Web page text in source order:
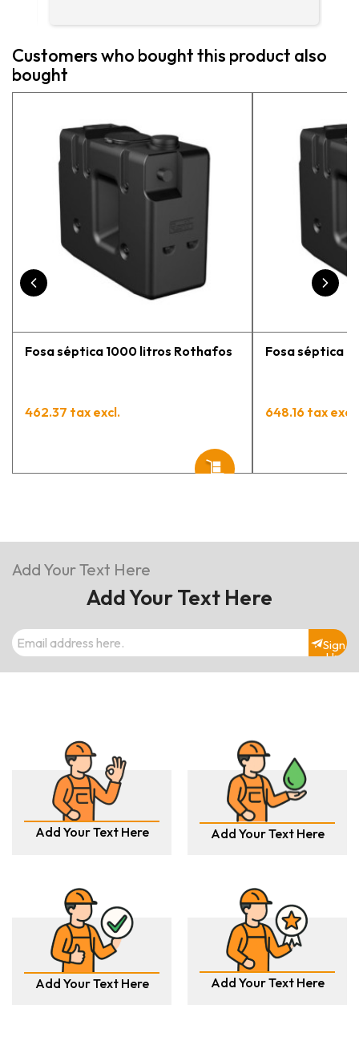
Customers who bought this product also
bought
Fosa séptica 1000 litros Rothafos
462.37 tax excl.
Fosa séptica
648.16 tax excl.
Add Your Text Here
Add Your Text Here
Sign
Up
Add Your Text Here Add Your Text Here
Add Your Text Here Add Your Text Here